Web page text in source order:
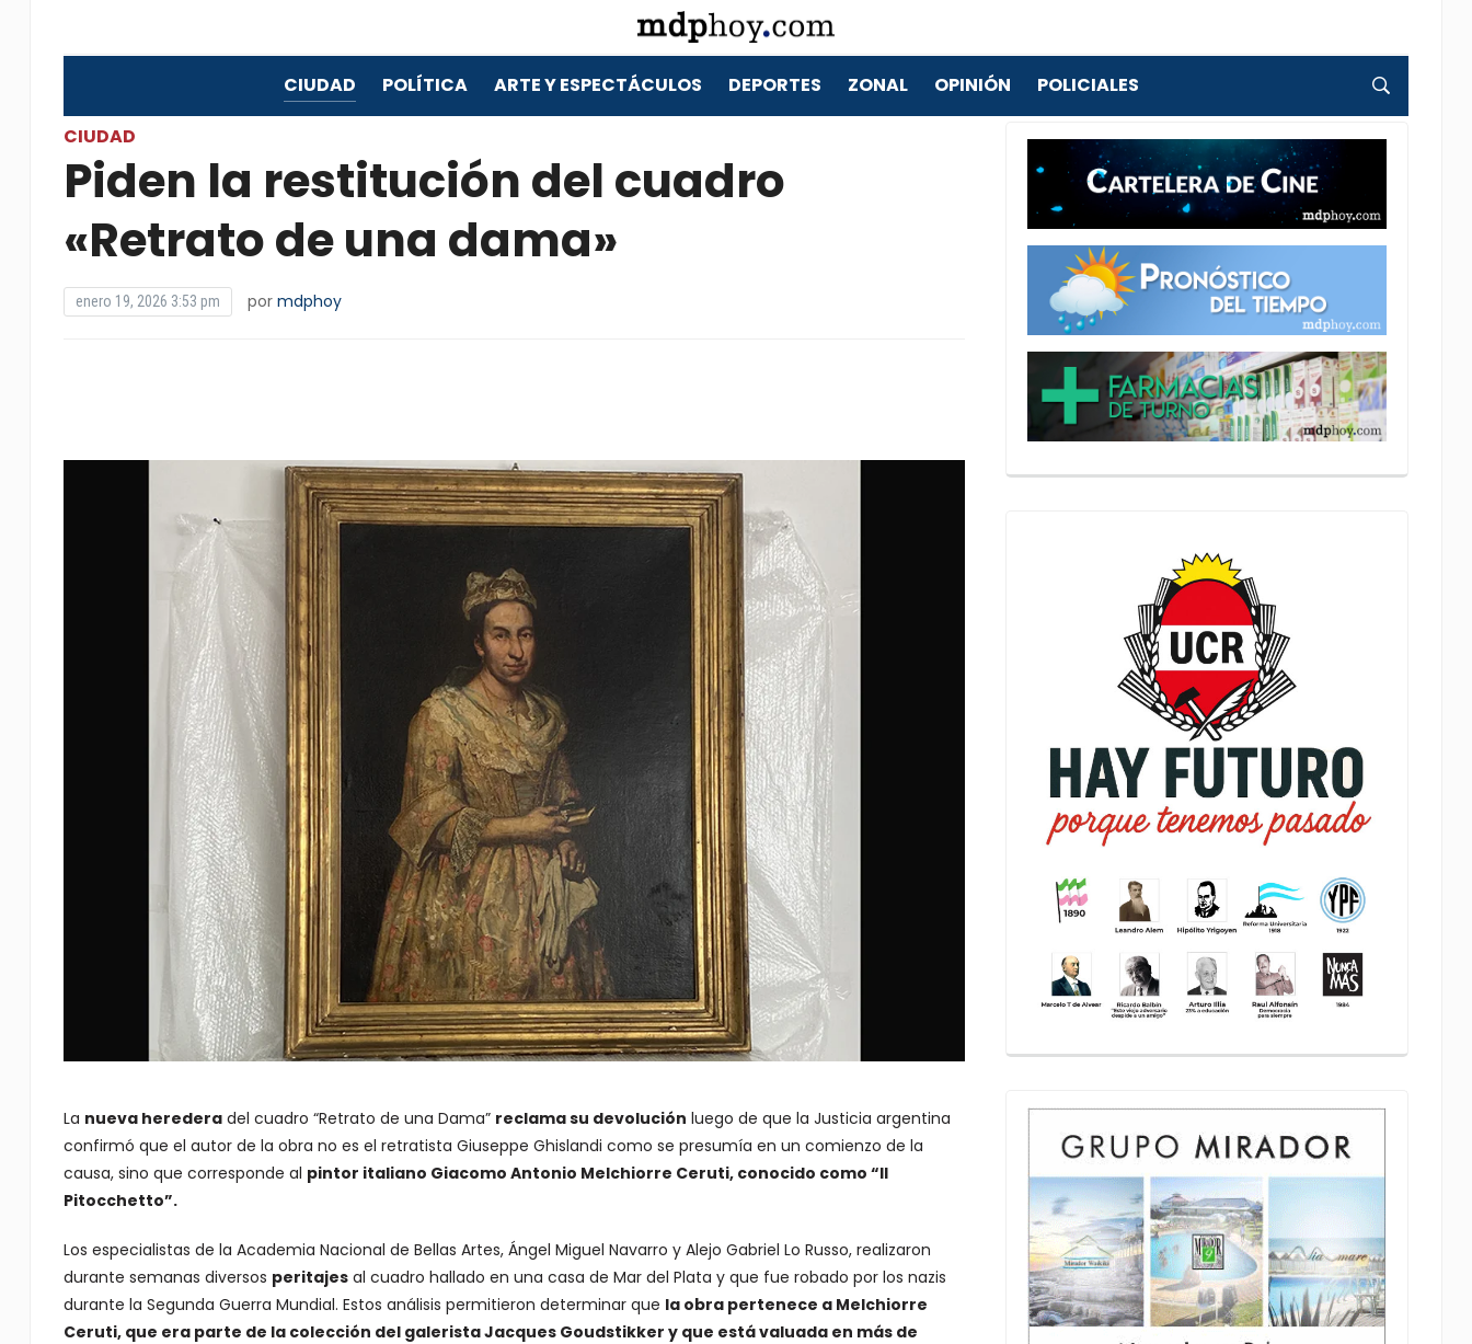
CIUDAD POLÍTICA ARTE Y ESPECTÁCULOS DEPORTES ZONAL OPINIÓN POLICIALES
CIUDAD
Piden la restitución del cuadro
«Retrato de una dama»
enero 19, 2026 3:53 pm por mdphoy
La nueva herederadel cuadro “Retrato de una Dama” reclama su devolución luego de que la Justicia argentina
confirmó que el autor de la obra no es el retratista Giuseppe Ghislandi como se presumía en un comienzo de la
causa, sino que corresponde al pintor italiano Giacomo Antonio Melchiorre Ceruti, conocido como “Il
Pitocchetto”.
Los especialistas de la Academia Nacional de Bellas Artes, Ángel Miguel Navarro y Alejo Gabriel Lo Russo, realizaron
durante semanas diversos peritajesal cuadro hallado en una casa de Mar del Plata y que fue robado por los nazis
durante la Segunda Guerra Mundial. Estos análisis permitieron determinar que la obra pertenece a Melchiorre
Ceruti, que era parte de la colección del galerista Jacques Goudstikker y que está valuada en más de